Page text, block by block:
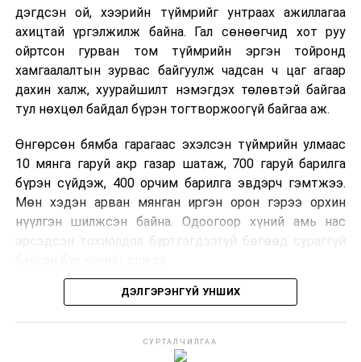
дэгдсэн ой, хээрийн түймрийг унтраах ажиллагаа
ахицтай үргэлжилж байна. Гал сөнөөгчид хот руу
ойртсон гурван том түймрийн эргэн тойронд
хамгаалалтын зурвас байгуулж чадсан ч цаг агаар
дахин халж, хуурайшилт нэмэгдэх төлөвтэй байгаа
тул нөхцөл байдал бүрэн тогтворжоогүй байгаа аж.
Өнгөрсөн бямба гарагаас эхэлсэн түймрийн улмаас
10 мянга гаруй акр газар шатаж, 700 гаруй барилга
бүрэн сүйдэж, 400 орчим барилга эвдэрч гэмтжээ.
Мөн хэдэн арван мянган иргэн орон гэрээ орхин
нүүлгэн шилжсэн байна. Одоогоор хүний амь нас
эрсэдсэн тохиолдол бүртгэгдээгүй бөгөөд сураггүй
Албаныхны мэдээлснээр түймрийн нэг голомтыг
шатаасан гэх үндэслэлээр эрүүгийн хэрэг үүсгэн
ДЭЛГЭРЭНГҮЙ УНШИХ
СУРТАЛЧИЛГАА